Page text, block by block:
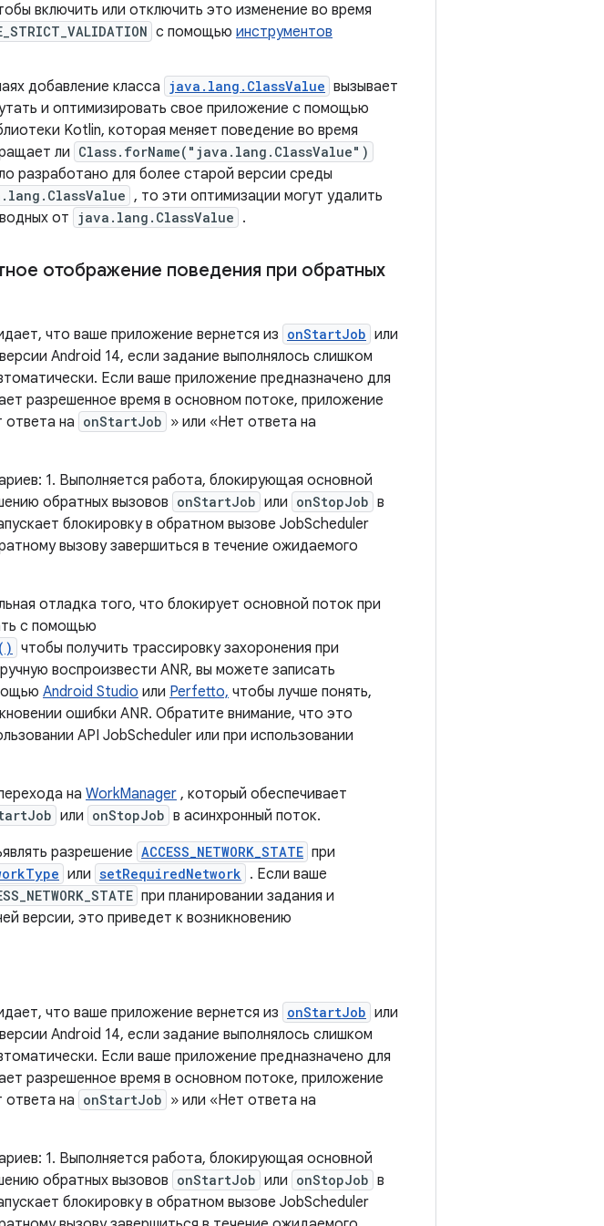
включить или отключить это изменение во время
с помощью инструментов
добавление класса java.lang.ClassValue вызывает
и оптимизировать свое приложение с помощью
Kotlin, которая меняет поведение во время
ли Class.forName("java.lang.ClassValue")
разработано для более старой версии среды
, то эти оптимизации могут удалить
от java.lang.ClassValue .
отображение поведения при обратных
что ваше приложение вернется из onStartJob или
Android 14, если задание выполнялось слишком
Если ваше приложение предназначено для
разрешенное время в основном потоке, приложение
на onStartJob » или «Нет ответа на
1. Выполняется работа, блокирующая основной
обратных вызовов onStartJob или onStopJob в
блокировку в обратном вызове JobScheduler
вызову завершиться в течение ожидаемого
отладка того, что блокирует основной поток при
с помощью
чтобы получить трассировку захоронения при
воспроизвести ANR, вы можете записать
Android Studio или Perfetto, чтобы лучше понять,
ошибки ANR. Обратите внимание, что это
API JobScheduler или при использовании
на WorkManager , который обеспечивает
или onStopJob в асинхронный поток.
разрешение ACCESS_NETWORK_STATE при
или setRequiredNetwork . Если ваше
при планировании задания и
версии, это приведет к возникновению
что ваше приложение вернется из onStartJob или
Android 14, если задание выполнялось слишком
Если ваше приложение предназначено для
разрешенное время в основном потоке, приложение
на onStartJob » или «Нет ответа на
1. Выполняется работа, блокирующая основной
обратных вызовов onStartJob или onStopJob в
блокировку в обратном вызове JobScheduler